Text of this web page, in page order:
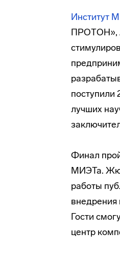
Институт
ПРОТОН»,
лучших
Финал
МИЭТа.
работы
Гости
центр